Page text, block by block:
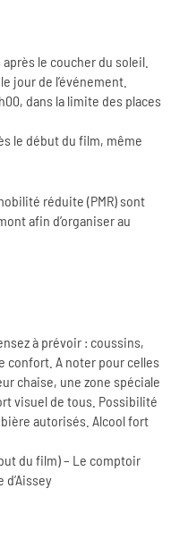
le coucher du soleil.
jour de l’événement.
dans la limite des places
le début du film, même
réduite (PMR) sont
afin d’organiser au
à prévoir : coussins,
confort. A noter pour celles
chaise, une zone spéciale
visuel de tous. Possibilité
autorisés. Alcool fort
du film) – Le comptoir